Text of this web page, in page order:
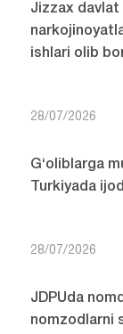
Jizzax
ishlari olib
28/07/2026
G‘oliblarga
Turkiyada
28/07/2026
JDPUda
nomzodlarni